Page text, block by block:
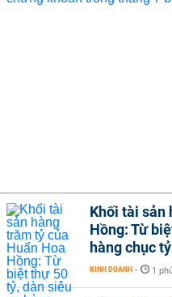
Khối tài sản
Hồng: Từ
hàng chục
KINH DOANH - 1